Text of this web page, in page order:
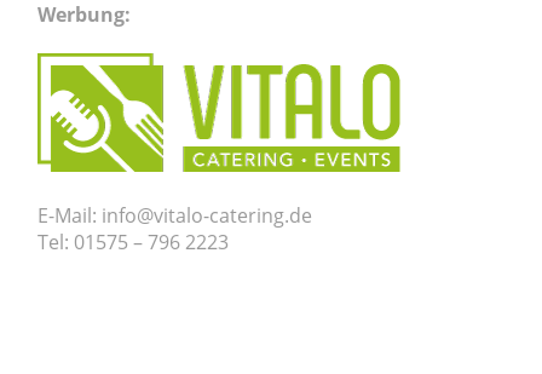
Werbung:
E-Mail: info@vitalo-catering.de
Tel: 01575 – 796 2223